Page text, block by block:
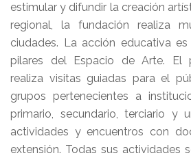
estimular y difundir la creación
regional, la fundación realiza
ciudades. La acción educativa
pilares del Espacio de Arte. El
realiza visitas guiadas para el
grupos pertenecientes a
primario, secundario, terciario y
actividades y encuentros con
extensión. Todas sus actividades